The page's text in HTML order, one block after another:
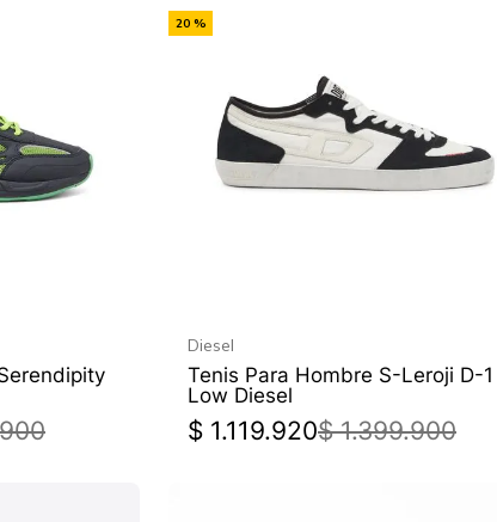
900
20 %
Diesel
Tenis Para Hombre S-Leroji D-1
Low Diesel
$ 1.119.920$ 1.399.900